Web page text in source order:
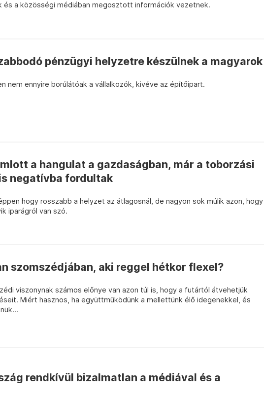
és a közösségi médiában megosztott információk vezetnek.
pénzügyi helyzetre készülnek a magyarok
nem ennyire borúlátóak a vállalkozók, kivéve az építőipart.
a hangulat a gazdaságban, már a toborzási
negatívba fordultak
hogy rosszabb a helyzet az átlagosnál, de nagyon sok múlik azon, hogy
iparágról van szó.
szomszédjában, aki reggel hétkor flexel?
viszonynak számos előnye van azon túl is, hogy a futártól átvehetjük
Miért hasznos, ha együttműködünk a mellettünk élő idegenekkel, és
rendkívül bizalmatlan a médiával és a